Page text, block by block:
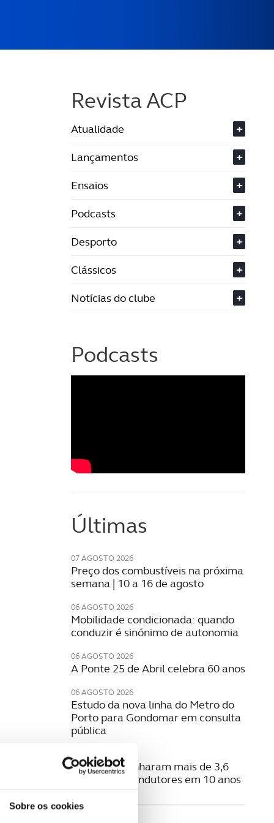
Sobre os cookies
Revista ACP
Atualidade
+
Lançamentos
+
Ensaios
+
Podcasts
+
Desporto
+
Clássicos
+
Notícias do clube
+
Podcasts
Últimas
07 AGOSTO 2026
Preço dos combustíveis na próxima
semana | 10 a 16 de agosto
06 AGOSTO 2026
Mobilidade condicionada: quando
conduzir é sinónimo de autonomia
06 AGOSTO 2026
A Ponte 25 de Abril celebra 60 anos
06 AGOSTO 2026
Estudo da nova linha do Metro do
Porto para Gondomar em consulta
pública
06 AGOSTO 2026
Radares apanharam mais de 3,6
milhões de condutores em 10 anos